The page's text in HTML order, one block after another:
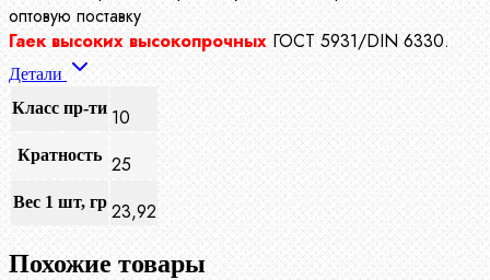
оптовую поставку
Гаек высоких высокопрочных ГОСТ 5931/DIN 6330.
Детали
Класс пр-ти 10
Кратность 25
Вес 1 шт, гр 23,92
Похожие товары